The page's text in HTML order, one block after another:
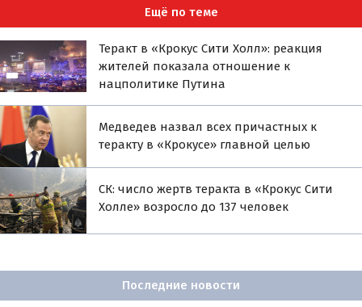
Ещё по теме
Теракт в «Крокус Сити Холл»: реакция
жителей показала отношение к
нацполитике Путина
Медведев назвал всех причастных к
теракту в «Крокусе» главной целью
СК: число жертв теракта в «Крокус Сити
Холле» возросло до 137 человек
Последние новости